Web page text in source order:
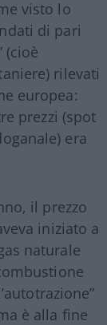
visto lo
di pari
(cioè
rilevati
europea:
prezzi (spot
era
il prezzo
iniziato a
naturale
è alla fine